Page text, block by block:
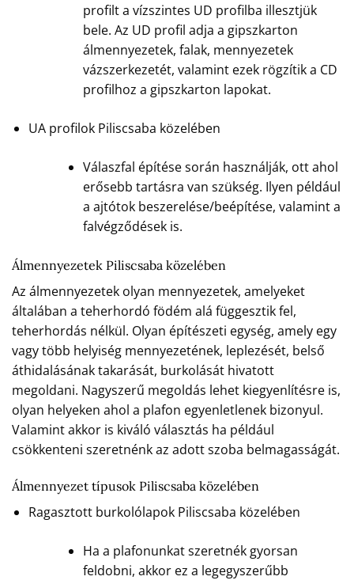
profilt a vízszintes UD profilba illesztjük
bele. Az UD profil adja a gipszkarton
álmennyezetek, falak, mennyezetek
vázszerkezetét, valamint ezek rögzítik a CD
profilhoz a gipszkarton lapokat.
UA profilok Piliscsaba közelében
Válaszfal építése során használják, ott ahol
erősebb tartásra van szükség. Ilyen például
a ajtótok beszerelése/beépítése, valamint a
falvégződések is.
Álmennyezetek Piliscsaba közelében
Az álmennyezetek olyan mennyezetek, amelyeket
általában a teherhordó födém alá függesztik fel,
teherhordás nélkül. Olyan építészeti egység, amely egy
vagy több helyiség mennyezetének, leplezését, belső
áthidalásának takarását, burkolását hivatott
megoldani. Nagyszerű megoldás lehet kiegyenlítésre is,
olyan helyeken ahol a plafon egyenletlenek bizonyul.
Valamint akkor is kiváló választás ha például
csökkenteni szeretnénk az adott szoba belmagasságát.
Álmennyezet típusok Piliscsaba közelében
Ragasztott burkolólapok Piliscsaba közelében
Ha a plafonunkat szeretnék gyorsan
feldobni, akkor ez a legegyszerűbb